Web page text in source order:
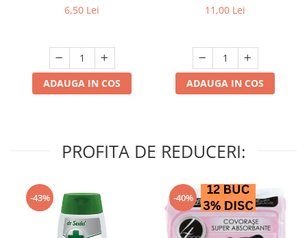
6,50 Lei
ADAUGA IN COS
struguri & nuci 2 buc
11,00 Lei
ADAUGA IN COS
PROFITA DE REDUCERI:
-43% -40%